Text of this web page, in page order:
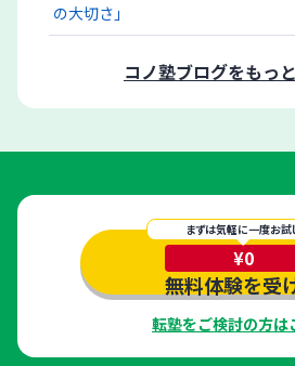
の大切さ」
コノ塾ブログをもっ
まずは気軽に一度お試
¥0
無料体験を受
転塾をご検討の方は